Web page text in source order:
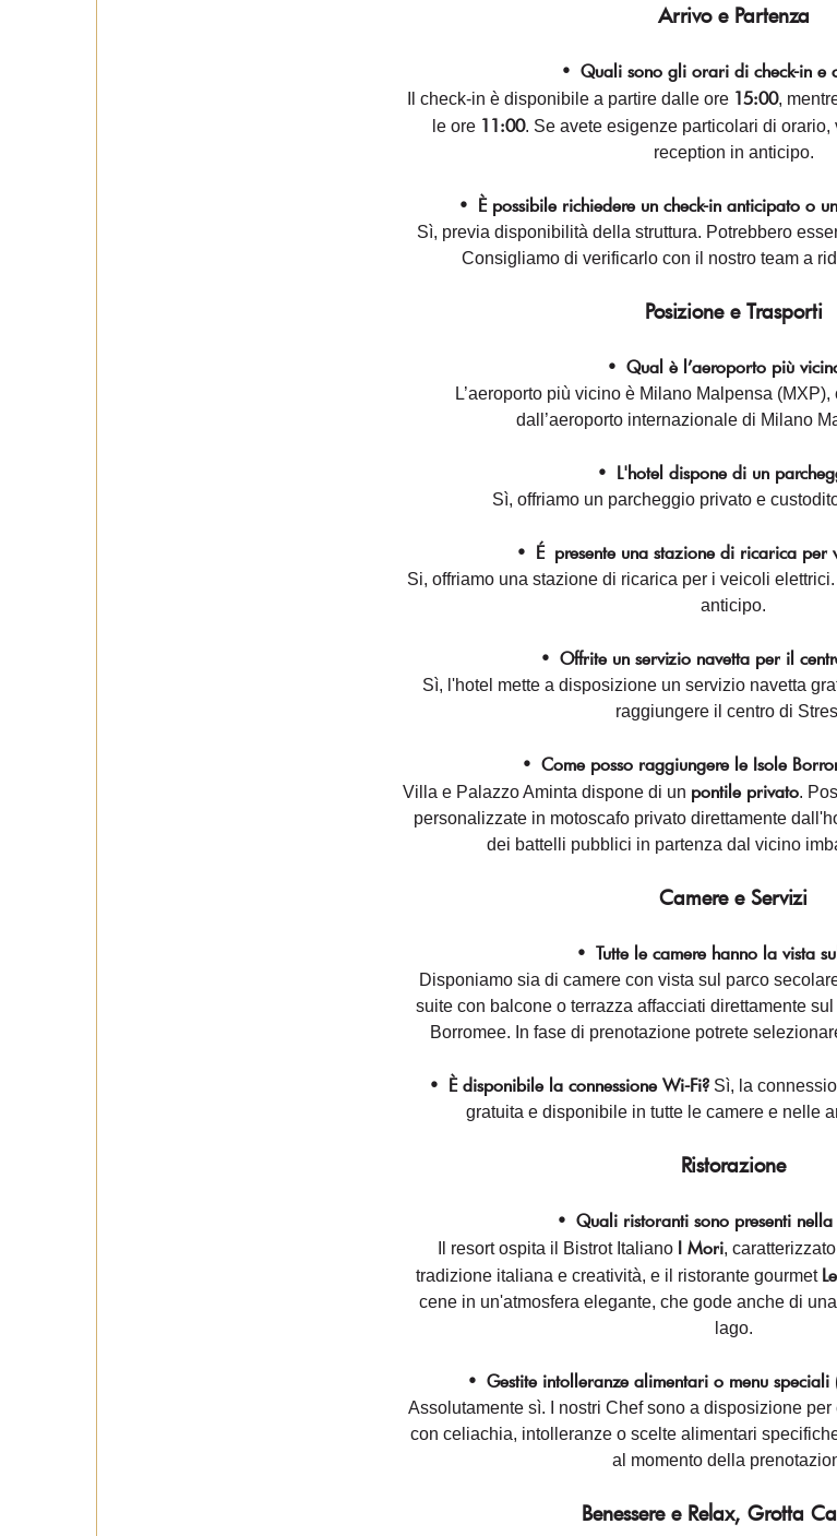
Arrivo e Partenza
• Quali sono gli orari di check-in e
Il check-in è disponibile a partire dalle ore 15:00,
le ore 11:00. Se avete esigenze particolari di orario,
reception in anticipo.
• È possibile richiedere un check-in anticipato o
Sì, previa disponibilità della struttura. Potrebbero
Consigliamo di verificarlo con il nostro team a
Posizione e Trasporti
• Qual è l’aeroporto più
L’aeroporto più vicino è Milano Malpensa
dall’aeroporto internazionale di Milano
• L'hotel dispone di un
Sì, offriamo un parcheggio privato e
• É presente una stazione di ricarica per
Si, offriamo una stazione di ricarica per i veicoli
anticipo.
• Offrite un servizio navetta per il
Sì, l'hotel mette a disposizione un servizio navetta
raggiungere il centro di
• Come posso raggiungere le Isole
Villa e Palazzo Aminta dispone di un pontile privato.
personalizzate in motoscafo privato direttamente
dei battelli pubblici in partenza dal vicino
Camere e Servizi
• Tutte le camere hanno la vista
Disponiamo sia di camere con vista sul parco
suite con balcone o terrazza affacciati direttamente
Borromee. In fase di prenotazione potrete
• È disponibile la connessione Wi-Fi? Sì, la
gratuita e disponibile in tutte le camere e nelle
Ristorazione
• Quali ristoranti sono presenti nella
Il resort ospita il Bistrot Italiano I Mori,
tradizione italiana e creatività, e il ristorante gourmet
cene in un'atmosfera elegante, che gode anche di
lago.
• Gestite intolleranze alimentari o menu
Assolutamente sì. I nostri Chef sono a disposizione
con celiachia, intolleranze o scelte alimentari
al momento della
Benessere e Relax, Grotta